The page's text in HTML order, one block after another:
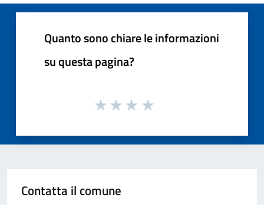
Quanto sono chiare le informazioni
su questa pagina?
Contatta il comune